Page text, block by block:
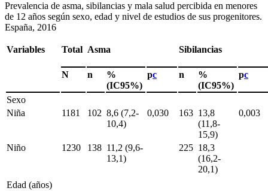
Prevalencia de asma, sibilancias y mala salud percibida en menores
de 12 años según sexo, edad y nivel de estudios de sus progenitores.
España, 2016
Variables Total Asma Sibilancias
N n
%
(IC95%)
pc n
%
(IC95%)
pc
Sexo
Niña
1181 102 8,6 (7,2-
10,4)
0,030 163 13,8
(11,8-
15,9)
0,003
Niño 1230 138 11,2 (9,6-
13,1)
225 18,3
(16,2-
20,1)
Edad (años)